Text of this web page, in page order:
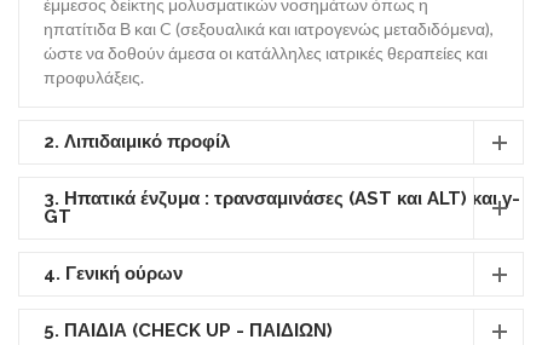
έμμεσος δείκτης μολυσματικών νοσημάτων όπως η
ηπατίτιδα Β και C (σεξουαλικά και ιατρογενώς μεταδιδόμενα),
ώστε να δοθούν άμεσα οι κατάλληλες ιατρικές θεραπείες και
προφυλάξεις.
2. Λιπιδαιμικό προφίλ
3. Ηπατικά ένζυμα : τρανσαμινάσες (AST και ALT) και γ-
GT
4. Γενική ούρων
5. ΠΑΙΔΙΑ (CHECK UP - ΠΑΙΔΙΩΝ)